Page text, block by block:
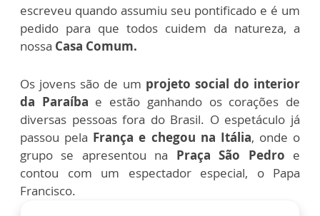
escreveu quando assumiu seu pontificado e é um
pedido para que todos cuidem da natureza, a
nossa Casa Comum.
Os jovens são de um projeto social do interior
da Paraíba e estão ganhando os corações de
diversas pessoas fora do Brasil. O espetáculo já
passou pela França e chegou na Itália, onde o
grupo se apresentou na Praça São Pedro e
contou com um espectador especial, o Papa
Francisco.